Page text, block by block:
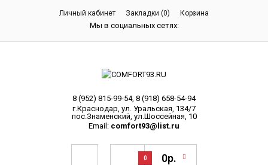
Личный кабинет Закладки (0) Корзина
Мы в социальных сетях:
8 (952) 815-99-54, 8 (918) 658-54-94
г.Краснодар, ул. Уральская, 134/7
пос.Знаменский, ул.Шоссейная, 10
Email: comfort93@list.ru
0 0р.